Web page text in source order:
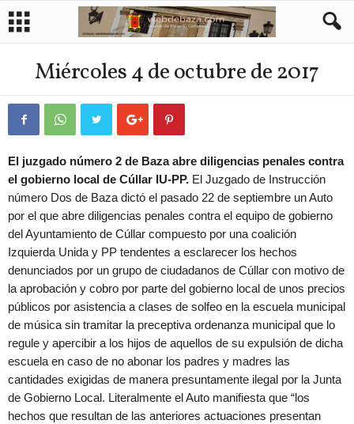
Miércoles 4 de octubre de 2017
El juzgado número 2 de Baza abre diligencias penales contra
el gobierno local de Cúllar IU-PP. El Juzgado de Instrucción
número Dos de Baza dictó el pasado 22 de septiembre un Auto
por el que abre diligencias penales contra el equipo de gobierno
del Ayuntamiento de Cúllar compuesto por una coalición
Izquierda Unida y PP tendentes a esclarecer los hechos
denunciados por un grupo de ciudadanos de Cúllar con motivo de
la aprobación y cobro por parte del gobierno local de unos precios
públicos por asistencia a clases de solfeo en la escuela municipal
de música sin tramitar la preceptiva ordenanza municipal que lo
regule y apercibir a los hijos de aquellos de su expulsión de dicha
escuela en caso de no abonar los padres y madres las
cantidades exigidas de manera presuntamente ilegal por la Junta
de Gobierno Local. Literalmente el Auto manifiesta que “los
hechos que resultan de las anteriores actuaciones presentan